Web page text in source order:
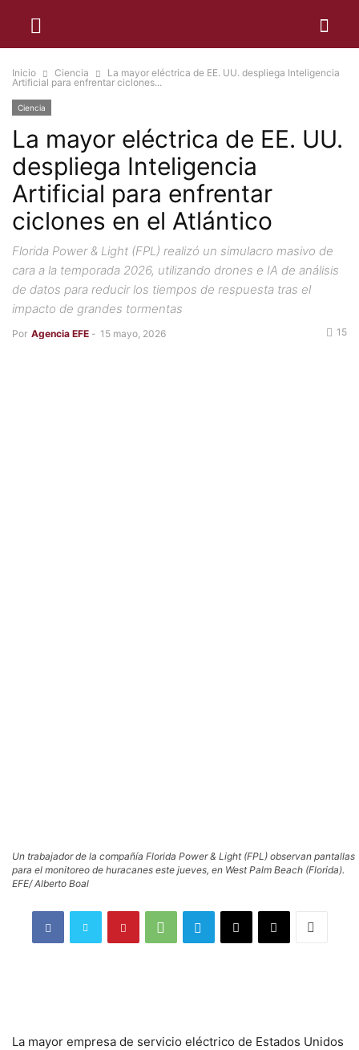
Inicio Ciencia
La mayor eléctrica de EE. UU. despliega Inteligencia
Artificial para enfrentar ciclones...
Ciencia
La mayor eléctrica de EE. UU.
despliega Inteligencia
Artificial para enfrentar
ciclones en el Atlántico
Florida Power & Light (FPL) realizó un simulacro masivo de
cara a la temporada 2026, utilizando drones e IA de análisis
de datos para reducir los tiempos de respuesta tras el
impacto de grandes tormentas
Por Agencia EFE - 15 mayo, 2026 15
Un trabajador de la compañía Florida Power & Light (FPL) observan pantallas
para el monitoreo de huracanes este jueves, en West Palm Beach (Florida).
EFE/ Alberto Boal
La mayor empresa de servicio eléctrico de Estados Unidos